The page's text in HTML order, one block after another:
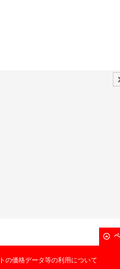
の価格データ等の利用について